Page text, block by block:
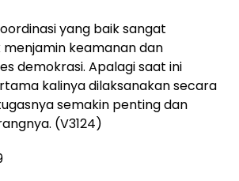
yang baik sangat
keamanan dan
demokrasi. Apalagi saat ini
kalinya dilaksanakan secara
semakin penting dan
(V3124)